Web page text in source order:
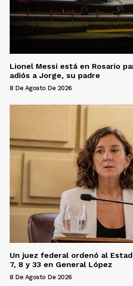
Lionel Messi está en Rosario
adiós a Jorge, su padre
8 De Agosto De 2026
Un juez federal ordenó al
7, 8 y 33 en General López
8 De Agosto De 2026